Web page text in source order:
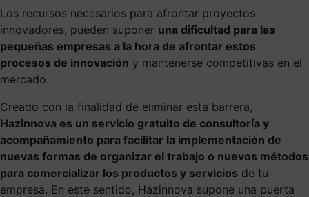
Los recursos necesarios para afrontar proyectos
innovadores, pueden suponer una dificultad para las
pequeñas empresas a la hora de afrontar estos
procesos de innovación y mantenerse competitivas en el
mercado.
Creado con la finalidad de eliminar esta barrera,
Hazinnova es un servicio gratuito de consultoría y
acompañamiento para facilitar la implementación de
nuevas formas de organizar el trabajo o nuevos métodos
para comercializar los productos y servicios de tu
empresa. En este sentido, Hazinnova supone una puerta